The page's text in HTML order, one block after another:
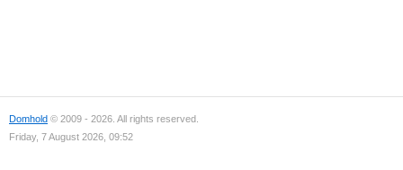
Domhold © 2009 - 2026. All rights reserved.
Friday, 7 August 2026, 09:52